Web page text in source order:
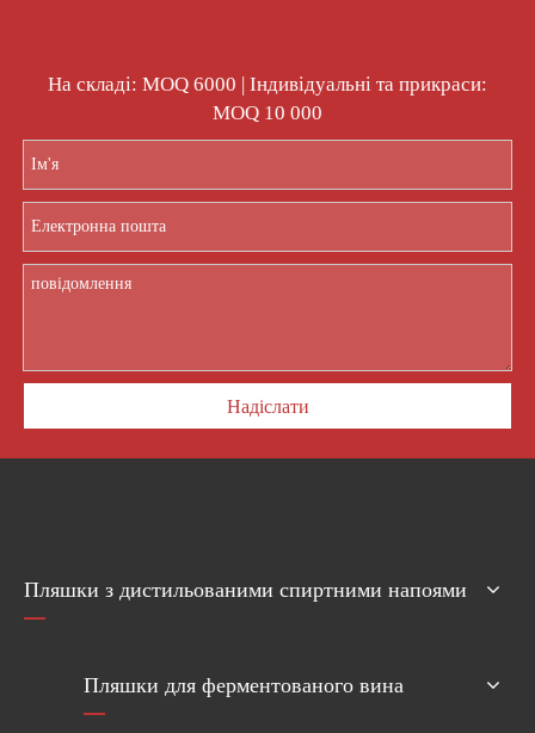
На складі: MOQ 6000 | Індивідуальні та прикраси:
MOQ 10 000
Надіслати
Пляшки з дистильованими спиртними напоями
Пляшки для ферментованого вина